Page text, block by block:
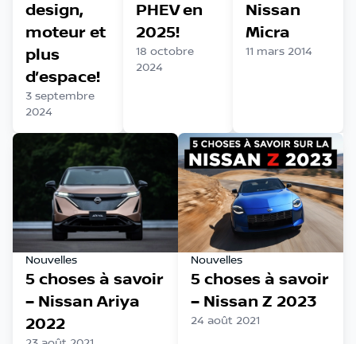
design,
moteur et
plus
d’espace!
3 septembre
2024
PHEV en
2025!
18 octobre
2024
Nissan
Micra
11 mars 2014
Nouvelles
5 choses à savoir
– Nissan Ariya
2022
Nouvelles
5 choses à savoir
– Nissan Z 2023
24 août 2021